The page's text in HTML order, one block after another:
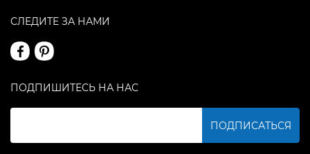
СЛЕДИТЕ ЗА НАМИ
ПОДПИШИТЕСЬ НА НАС
ПОДПИСАТЬСЯ